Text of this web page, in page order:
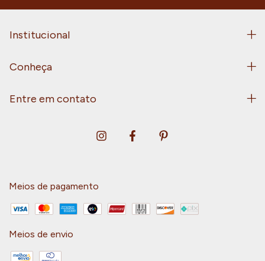
Institucional
Conheça
Entre em contato
Meios de pagamento
Meios de envio